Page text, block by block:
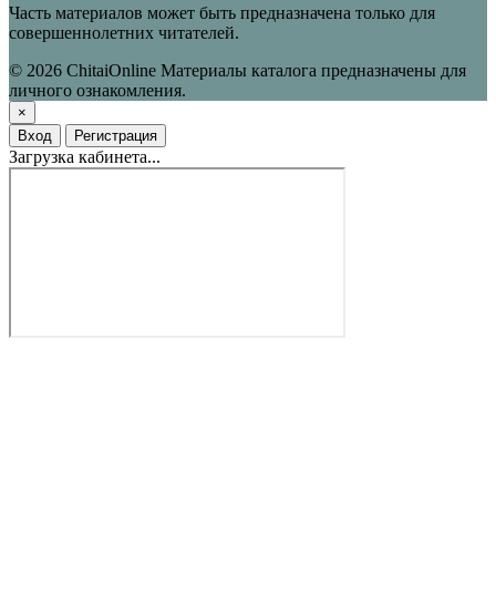
Часть материалов может быть предназначена только для
совершеннолетних читателей.
© 2026 ChitaiOnline Материалы каталога предназначены для
личного ознакомления.
×
Вход
Регистрация
Загрузка кабинета...